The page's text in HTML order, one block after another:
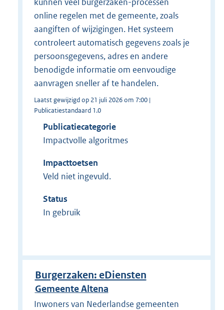
online regelen met de gemeente, zoals
aangiften of wijzigingen. Het systeem
controleert automatisch gegevens zoals je
persoonsgegevens, adres en andere
benodigde informatie om eenvoudige
aanvragen sneller af te handelen.
Laatst gewijzigd op 21 juli 2026 om 7:00 |
Publicatiestandaard 1.0
Publicatiecategorie
Impactvolle algoritmes
Impacttoetsen
Veld niet ingevuld.
Status
In gebruik
Burgerzaken: eDiensten
Gemeente Altena
Inwoners van Nederlandse gemeenten